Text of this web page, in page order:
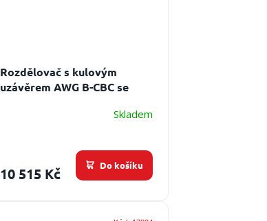
Rozdělovač s kulovým
uzávěrem AWG B-CBC se
Skladem
10 515 Kč Do košíku